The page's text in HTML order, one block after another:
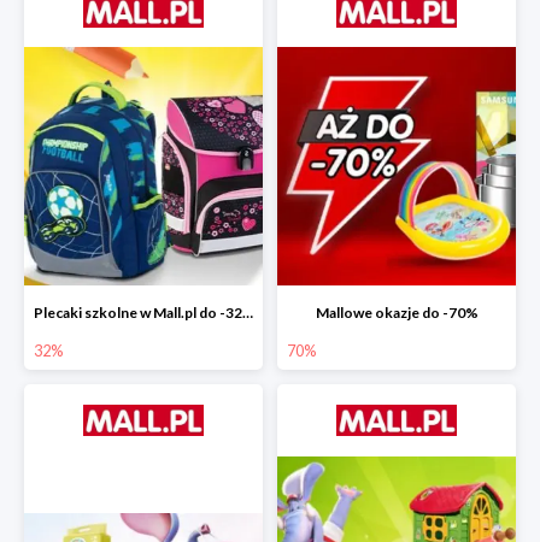
Plecaki szkolne w Mall.pl do -32%
32%
Mallowe okazje do -70%
70%